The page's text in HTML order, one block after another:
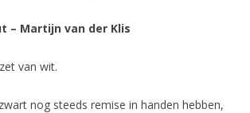
– Martijn van der Klis
van wit.
nog steeds remise in handen hebben,